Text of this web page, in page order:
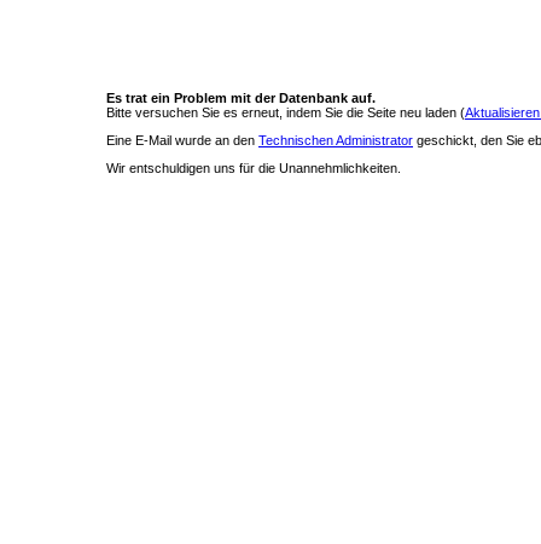
Es trat ein Problem mit der Datenbank auf.
Bitte versuchen Sie es erneut, indem Sie die Seite neu laden (
Eine E-Mail wurde an den Technischen Administrator geschickt, den Sie
Wir entschuldigen uns für die Unannehmlichkeiten.